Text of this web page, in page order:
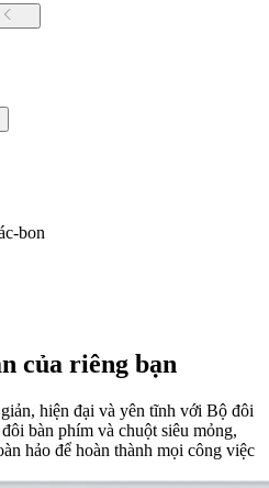
bon
của riêng bạn
hiện đại và yên tĩnh với Bộ đôi
bàn phím và chuột siêu mỏng,
hảo để hoàn thành mọi công việc